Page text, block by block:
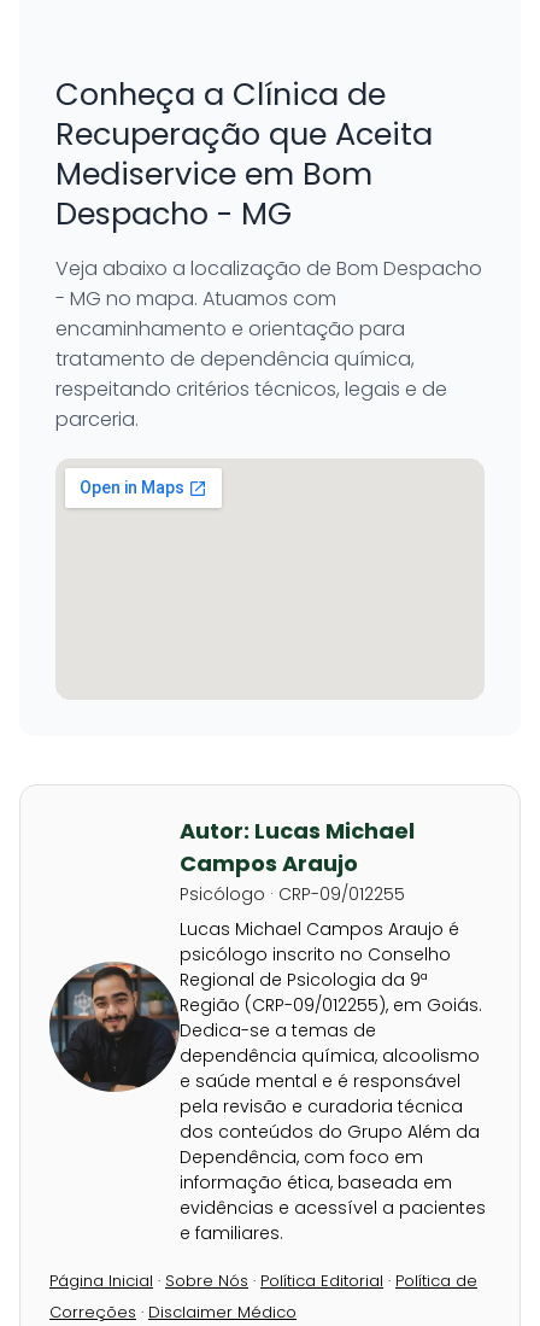
Conheça a Clínica de
Recuperação que Aceita
Mediservice em Bom
Despacho - MG
Veja abaixo a localização de Bom Despacho
- MG no mapa. Atuamos com
encaminhamento e orientação para
tratamento de dependência química,
respeitando critérios técnicos, legais e de
parceria.
Autor: Lucas Michael
Campos Araujo
Psicólogo · CRP-09/012255
Lucas Michael Campos Araujo é
psicólogo inscrito no Conselho
Regional de Psicologia da 9ª
Região (CRP-09/012255), em Goiás.
Dedica-se a temas de
dependência química, alcoolismo
e saúde mental e é responsável
pela revisão e curadoria técnica
dos conteúdos do Grupo Além da
Dependência, com foco em
informação ética, baseada em
evidências e acessível a pacientes
e familiares.
Página Inicial · Sobre Nós · Política Editorial · Política de
Correções · Disclaimer Médico